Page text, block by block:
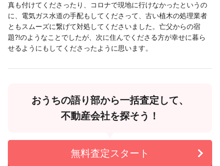
真も付けてくださったり、コロナで現地に行けなかったというの
に、電気ガス水道の手配もしてくださって、古い植木の処理業者
ともスムーズに繋げて対処してくださいました。亡父からの宿
題⁈のようなことでしたが、次に住んでくださる方が幸せに暮ら
せるようにもしてくださったように思います。
おうちの語り部から一括査定して、
不動産会社を探そう！
無料査定スタート